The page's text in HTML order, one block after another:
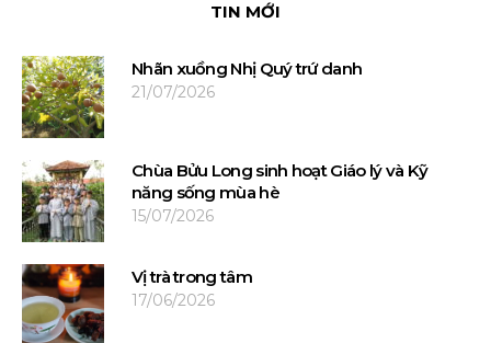
TIN MỚI
Nhãn xuồng Nhị Quý trứ danh
21/07/2026
Chùa Bửu Long sinh hoạt Giáo lý và Kỹ
năng sống mùa hè
15/07/2026
Vị trà trong tâm
17/06/2026